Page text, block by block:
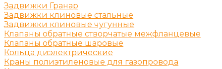
Задвижки Гранар
Задвижки клиновые стальные
Задвижки клиновые чугунные
Клапаны обратные створчатые межфланцевые
Клапаны обратные шаровые
Кольца диэлектрические
Краны полиэтиленовые для газопровода